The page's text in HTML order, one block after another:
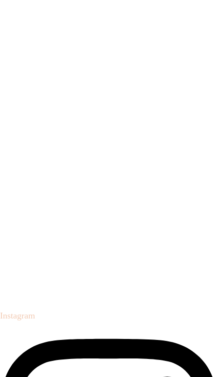
Instagram